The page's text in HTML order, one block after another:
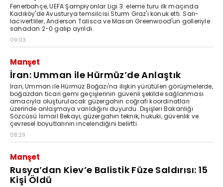
Fenerbahçe, UEFA Şampiyonlar Ligi 3. eleme turu ilk maçında
Kadıköy'de Avusturya temsilcisi Sturm Graz'ı konuk etti. Sarı-
lacivertliler, Anderson Talisca ve Mason Greenwood'un golleriyle
sahadan 2-0 galip ayrıldı.
09:03
Manşet
İran: Umman ile Hürmüz’de Anlaştık
İran, Umman ile Hürmüz Boğazı'na ilişkin yürütülen görüşmelerde,
boğazdan ticari gemi geçişlerinin güvenli şekilde sağlanması
amacıyla oluşturulacak güzergahın coğrafi koordinatları
üzerinde anlaşmaya varıldığını duyurdu. Dışişleri Bakanlığı
Sözcüsü İsmail Bekayi, güzergahın teknik, hukuki, güvenlik ve
çevresel boyutlarının incelendiğini belirtti.
08:29
Manşet
Rusya’dan Kiev’e Balistik Füze Saldırısı: 15
Kişi Öldü